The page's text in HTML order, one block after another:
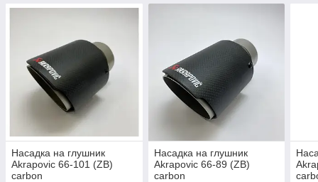
Насадка на глушник
Akrapovic 66-101 (ZB)
carbon
Насадка на глушник
Akrapovic 66-89 (ZB)
carbon